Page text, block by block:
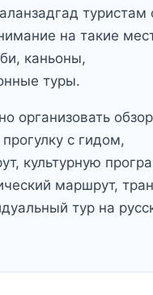
туристам
на такие
каньоны,
туры.
организовать
с гидом,
культурную
маршрут,
тур на